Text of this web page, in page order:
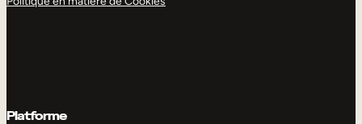
Platforme